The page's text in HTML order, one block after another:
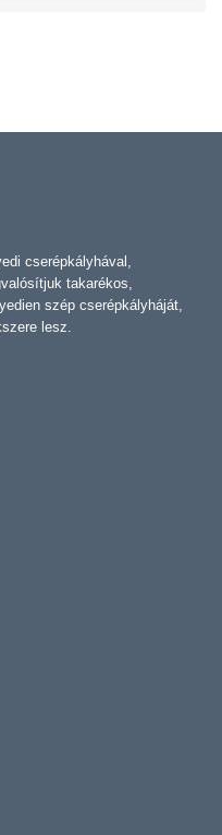
cserépkályhával,
takarékos,
szép cserépkályháját,
lesz.